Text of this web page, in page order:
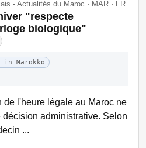
- Actualités du Maroc · MAR · FR
"respecte
biologique"
Marokko
de l'heure légale au Maroc ne
administrative. Selon
...